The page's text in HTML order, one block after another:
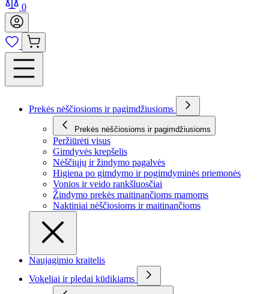
0
Prekės nėščiosioms ir pagimdžiusioms
Prekės nėščiosioms ir pagimdžiusioms
Peržiūrėti visus
Gimdyvės krepšelis
Nėščiųjų ir žindymo pagalvės
Higiena po gimdymo ir pogimdyminės priemonės
Vonios ir veido rankšluosčiai
Žindymo prekės maitinančioms mamoms
Naktiniai nėščiosioms ir maitinančioms
Naujagimio kraitelis
Vokeliai ir pledai kūdikiams